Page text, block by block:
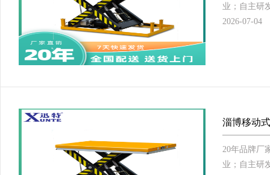
业；自主研
2026-07-04
淄博移动
20年品牌厂
业；自主研